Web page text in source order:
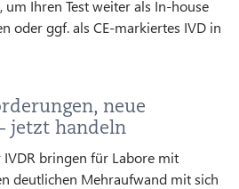
um Ihren Test weiter als In-house
oder ggf. als CE-markiertes IVD in
neue
jetzt handeln
bringen für Labore mit
deutlichen Mehraufwand mit sich